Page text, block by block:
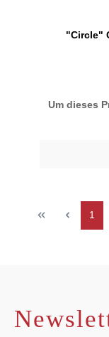
"Circle"
Um dieses
1